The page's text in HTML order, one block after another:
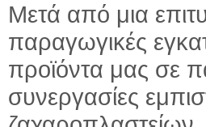
Μετά από μια
παραγωγικές
προϊόντα μας σε
συνεργασίες